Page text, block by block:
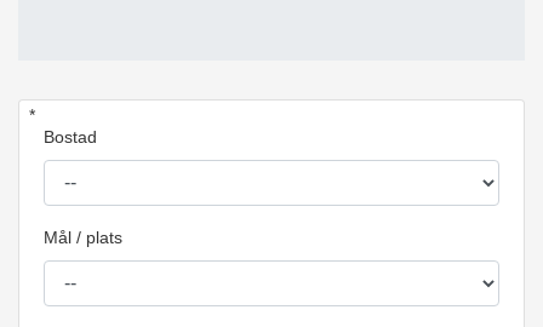
*
Bostad
Mål / plats